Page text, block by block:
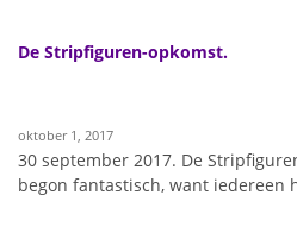
De Stripfiguren-opkomst.
oktober 1, 2017
30 september 2017. De
begon fantastisch, want iedereen